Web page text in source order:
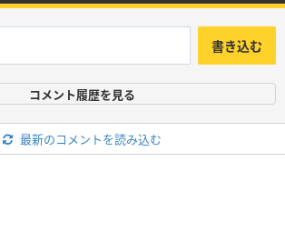
書き込む
コメント履歴を見る
最新のコメントを読み込む